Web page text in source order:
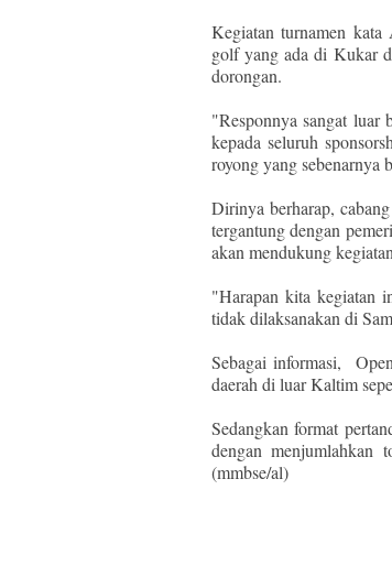
Kegiatan turnamen kata
golf yang ada di Kukar
dorongan.
"Responnya sangat luar
kepada seluruh
royong yang sebenarnya
Dirinya berharap,
tergantung dengan
akan mendukung
"Harapan kita kegiatan
tidak dilaksanakan di
Sebagai informasi,
daerah di luar Kaltim
Sedangkan format
dengan menjumlahkan
(mmbse/al)